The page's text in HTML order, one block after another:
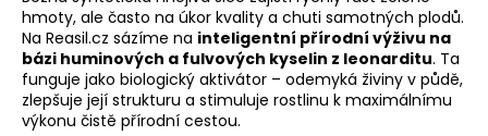
k
y
v
ý
p
hmoty, ale často na úkor kvality a chuti samotných plodů.
Na Reasil.cz sázíme na inteligentní přírodní výživu na
bázi huminových a fulvových kyselin z leonarditu. Ta
funguje jako biologický aktivátor – odemyká živiny v půdě,
zlepšuje její strukturu a stimuluje rostlinu k maximálnímu
výkonu čistě přírodní cestou.